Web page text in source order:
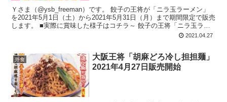
Ｙさま（@ysb_freeman）です。 餃子の王将が「ニラ玉ラーメン」
を2021年5月1日（土）から2021年5月31日（月）まで期間限定で販売
します。 ■実際に賞味した様子はコチラ～ 餃子の王将「ニラ玉ラー
2021.04.27
外食
大阪王将「胡麻どろ冷し担担麺」
2021年4月27日販売開始